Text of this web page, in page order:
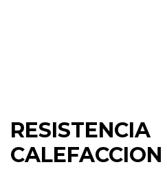
RESISTENCIA
CALEFACCION